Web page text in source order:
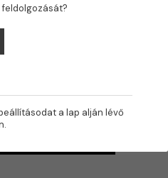
a lap alján lévő